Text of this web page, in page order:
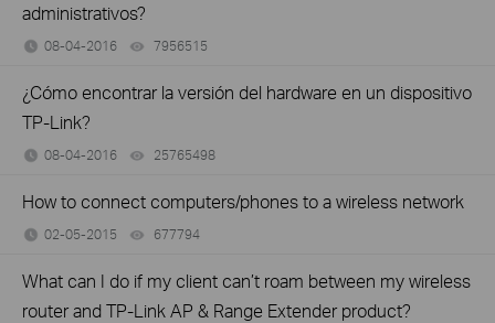
administrativos?
08-04-2016 7956515
¿Cómo encontrar la versión del hardware en un dispositivo
TP-Link?
08-04-2016 25765498
How to connect computers/phones to a wireless network
02-05-2015 677794
What can I do if my client can’t roam between my wireless
router and TP-Link AP & Range Extender product?